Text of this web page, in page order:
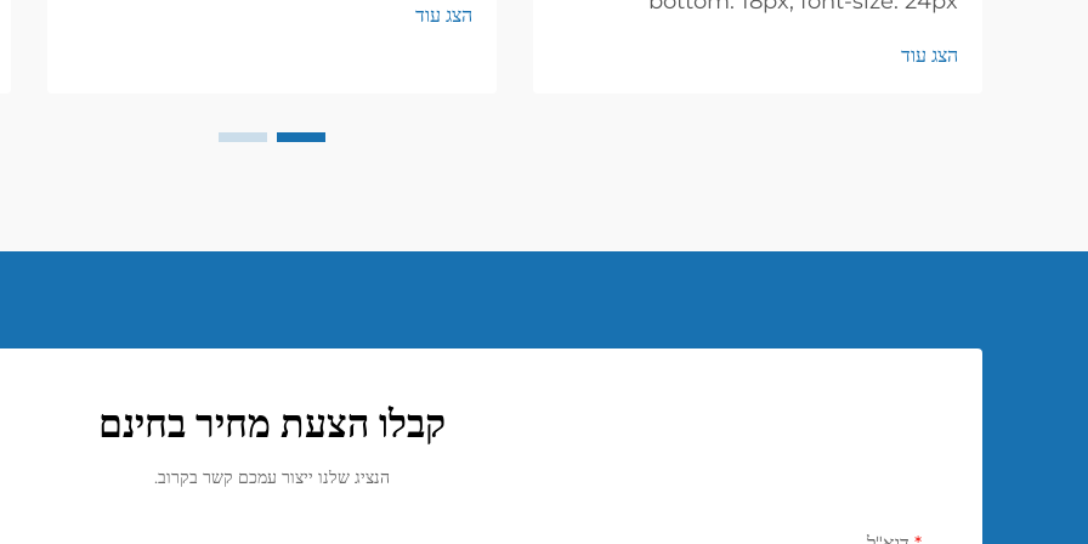
height: normal; } h3 { margin-top:
הצג עוד
height: normal; } h3 { margin-top:
הצג עוד
קבלו הצעת מחיר בחינם
הנציג שלנו ייצור עמכם קשר בקרוב.